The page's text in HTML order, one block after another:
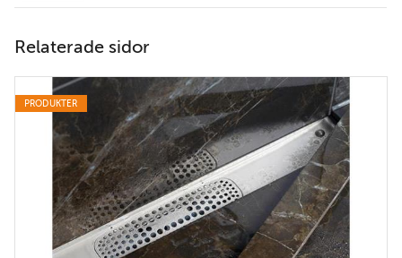
Relaterade sidor
PRODUKTER